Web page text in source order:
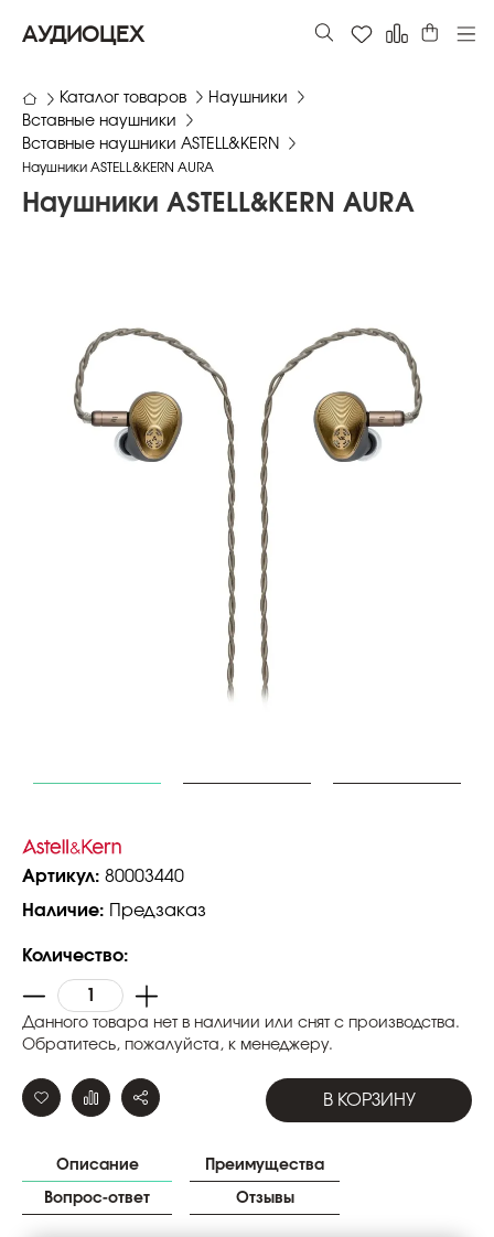
АУДИОЦЕХ
Каталог товаров
Наушники
Вставные наушники
Вставные наушники ASTELL&KERN
Наушники ASTELL&KERN AURA
Наушники ASTELL&KERN AURA
Артикул: 80003440
Наличие:
Предзаказ
Количество:
Данного товара нет в наличии или снят с производства.
Обратитесь, пожалуйста, к менеджеру.
В КОРЗИНУ
Описание Преимущества
Вопрос-ответ Отзывы